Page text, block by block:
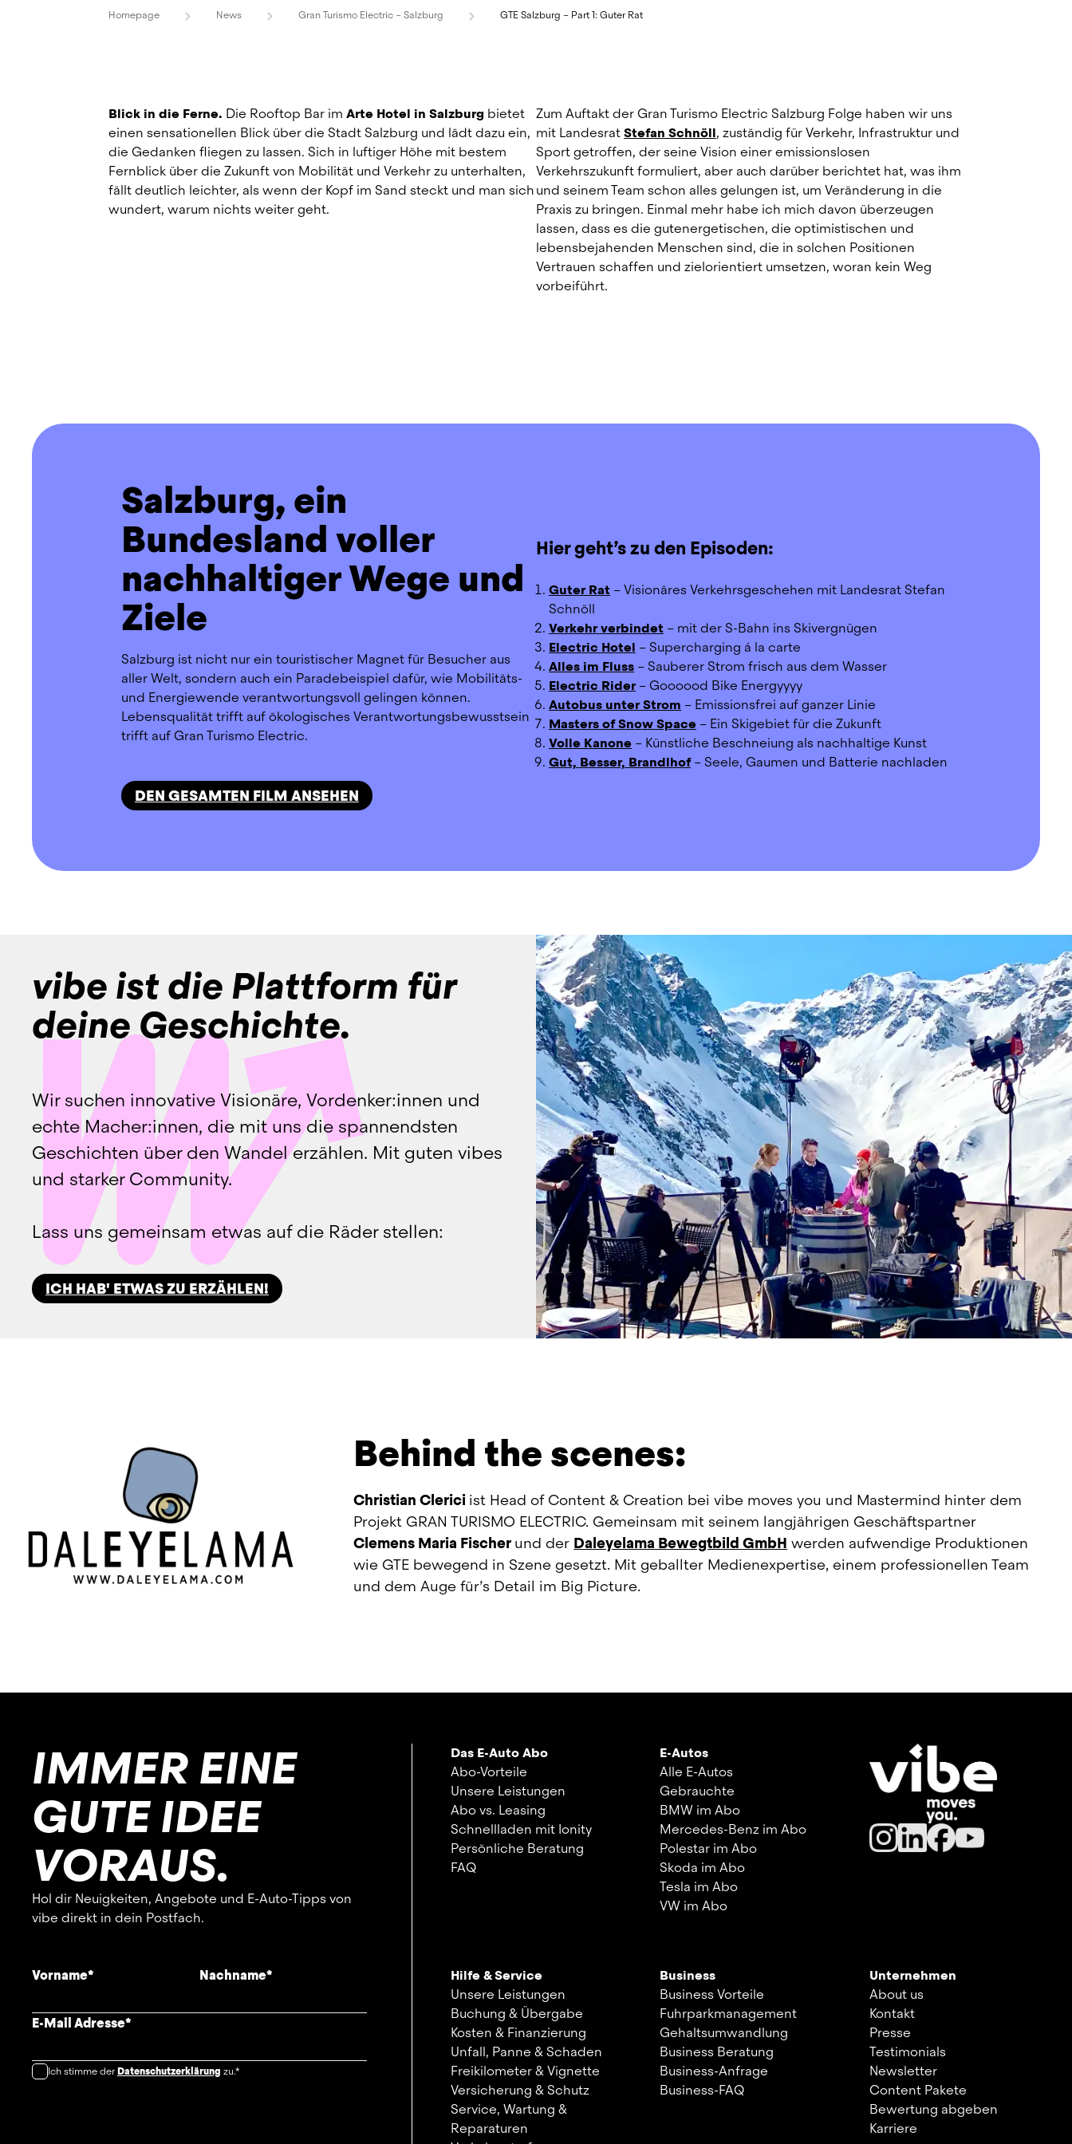
Homepage News Gran Turismo Electric – Salzburg GTE Salzburg – Part 1: Guter Rat
Blick in die Ferne. Die Rooftop Bar im Arte Hotel in Salzburg bietet
einen sensationellen Blick über die Stadt Salzburg und lädt dazu ein,
die Gedanken fliegen zu lassen. Sich in luftiger Höhe mit bestem
Fernblick über die Zukunft von Mobilität und Verkehr zu unterhalten,
fällt deutlich leichter, als wenn der Kopf im Sand steckt und man sich
wundert, warum nichts weiter geht.
Zum Auftakt der Gran Turismo Electric Salzburg Folge haben wir uns
mit LandesratStefan Schnöll, zuständig für Verkehr, Infrastruktur und
Sport getroffen, der seine Vision einer emissionslosen
Verkehrszukunft formuliert, aber auch darüber berichtet hat, was ihm
und seinem Team schon alles gelungen ist, um Veränderung in die
Praxis zu bringen. Einmal mehr habe ich mich davon überzeugen
lassen, dass es die gutenergetischen, die optimistischen und
lebensbejahenden Menschen sind, die in solchen Positionen
vorbeiführt.
Salzburg, ein
Bundesland voller
nachhaltiger Wege und
Ziele
Salzburg ist nicht nur ein touristischer Magnet für Besucher aus
aller Welt, sondern auch ein Paradebeispiel dafür, wie Mobilitäts-
und Energiewende verantwortungsvoll gelingen können.
Lebensqualität trifft auf ökologisches Verantwortungsbewusstsein
trifft auf Gran Turismo Electric.
DEN GESAMTEN FILM ANSEHEN
Hier geht’s zu den Episoden:
Guter Rat – Visionäres Verkehrsgeschehen mit Landesrat Stefan
Schnöll
Verkehr verbindet – mit der S-Bahn ins Skivergnügen
Electric Hotel – Supercharging á la carte
Alles im Fluss – Sauberer Strom frisch aus dem Wasser
Electric Rider – Goooood Bike Energyyyy
Autobus unter Strom – Emissionsfrei auf ganzer Linie
Masters of Snow Space – Ein Skigebiet für die Zukunft
Volle Kanone – Künstliche Beschneiung als nachhaltige Kunst
Gut, Besser, Brandlhof – Seele, Gaumen und Batterie nachladen
vibe ist die Plattform für
deine Geschichte.
Wir suchen innovative Visionäre, Vordenker:innen und
echte Macher:innen, die mit uns die spannendsten
Geschichten über den Wandel erzählen. Mit guten vibes
und starker Community.
Lass uns gemeinsam etwas auf die Räder stellen:
ICH HAB' ETWAS ZU ERZÄHLEN!
Behind the scenes:
Christian Clerici ist Head of Content & Creation bei vibe moves you und Mastermind hinter dem
Clemens Maria Fischer und der Daleyelama Bewegtbild GmbH werden aufwendige Produktionen
wie GTE bewegend in Szene gesetzt. Mit geballter Medienexpertise, einem professionellen Team
und dem Auge für’s Detail im Big Picture.
IMMER EINE
GUTE IDEE
VORAUS.
Hol dir Neuigkeiten, Angebote und E-Auto-Tipps von
vibe direkt in dein Postfach.
Das E-Auto Abo
Abo-Vorteile
Unsere Leistungen
Abo vs. Leasing
Schnellladen mit Ionity
Persönliche Beratung
FAQ
E-Autos
Alle E-Autos
Gebrauchte
BMW im Abo
Mercedes-Benz im Abo
Polestar im Abo
Skoda im Abo
Tesla im Abo
VW im Abo
Vorname* Nachname*
E-Mail Adresse*
Ich stimme derDatenschutzerklärung zu.*
Hilfe & Service
Unsere Leistungen
Buchung & Übergabe
Kosten & Finanzierung
Unfall, Panne & Schaden
Freikilometer & Vignette
Versicherung & Schutz
Service, Wartung &
Reparaturen
Business
Business Vorteile
Fuhrparkmanagement
Gehaltsumwandlung
Business Beratung
Business-Anfrage
Business-FAQ
Unternehmen
About us
Kontakt
Presse
Testimonials
Newsletter
Content Pakete
Bewertung abgeben
Karriere